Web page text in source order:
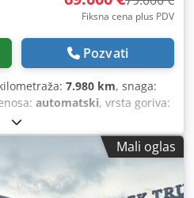
Fiksna cena plus PDV
Pozvati
7.980 km, snaga:
automatski, vrsta goriva:
klima uređaj, = Dodatne opcije
Afvock - Klima uređaj - Radio
klapna = Napomene =
+++4x4+++ +++Gume
Mali oglas